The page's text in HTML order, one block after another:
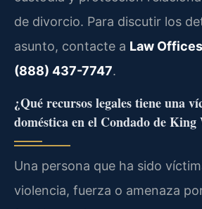
de divorcio. Para discutir los
asunto, contacte a Law Offices
(888) 437-7747.
¿Qué recursos legales tiene una
doméstica en el Condado de
Una persona que ha sido
violencia, fuerza o amenaza